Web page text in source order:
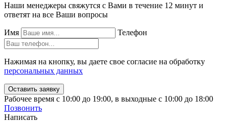
Наши менеджеры свяжутся с Вами в течение 12 минут и
ответят на все Ваши вопросы
Имя Телефон
Нажимая на кнопку, вы даете свое согласие на обработку
персональных данных
Рабочее время с 10:00 до 19:00, в выходные с 10:00 до 18:00
Позвонить
Написать